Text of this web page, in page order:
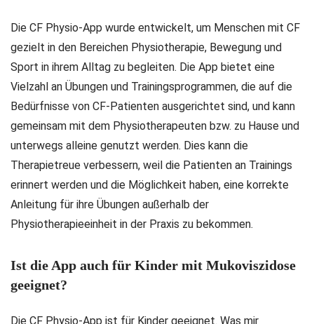
Die CF Physio-App wurde entwickelt, um Menschen mit CF
gezielt in den Bereichen Physiotherapie, Bewegung und
Sport in ihrem Alltag zu begleiten. Die App bietet eine
Vielzahl an Übungen und Trainingsprogrammen, die auf die
Bedürfnisse von CF-Patienten ausgerichtet sind, und kann
gemeinsam mit dem Physiotherapeuten bzw. zu Hause und
unterwegs alleine genutzt werden. Dies kann die
Therapietreue verbessern, weil die Patienten an Trainings
erinnert werden und die Möglichkeit haben, eine korrekte
Anleitung für ihre Übungen außerhalb der
Physiotherapieeinheit in der Praxis zu bekommen.
Ist die App auch für Kinder mit Mukoviszidose
geeignet?
Die CF Physio-App ist für Kinder geeignet. Was mir